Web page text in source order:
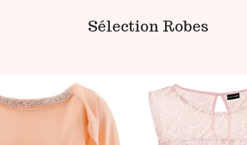
Sélection Robes